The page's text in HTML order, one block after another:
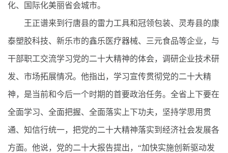
化、国际化美丽省会城市。
王正谱来到行唐县的雷力工具和冠领包装、灵寿县的康
泰塑胶科技、新乐市的鑫乐医疗器械、三元食品等企业，与
干部职工交流学习党的二十大精神的体会，调研企业技术研
发、市场拓展情况。他指出，学习宣传贯彻党的二十大精
神，是当前和今后一个时期的首要政治任务。全省上下要在
全面学习、全面把握、全面落实上下功夫，坚持学思用贯
通、知信行统一，把党的二十大精神落实到经济社会发展各
方面。他说，党的二十大报告提出，“加快实施创新驱动发